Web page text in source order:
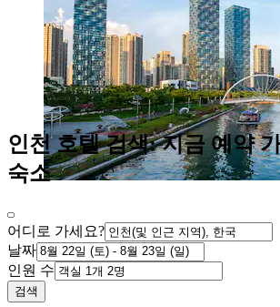
인천 호텔 검색: 지금 예약
숙소
어디로 가세요?
날짜
인원 수
검색